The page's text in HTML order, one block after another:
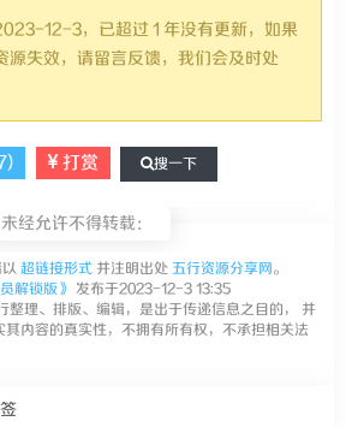
12-3，已超过 1 年没有更新，如果
源失效，请留言反馈，我们会及时处
) 打赏 搜一下
未经允许不得转载：
超链接形式 并注明出处 五行资源分享网。
解锁版》 发布于2023-12-3 13:35
整理、排版、编辑，是出于传递信息之目的， 并
内容的真实性，不拥有所有权，不承担相关法